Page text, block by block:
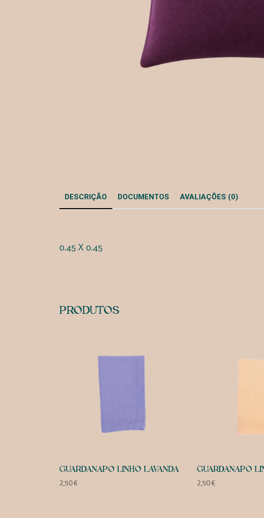
DESCRIÇÃO DOCUMENTOS AVALIAÇÕES (0)
0.45 X 0.45
PRODUTOS
GUARDANAPO LINHO LAVANDA
2,50€
GUARDANAPO
2,50€